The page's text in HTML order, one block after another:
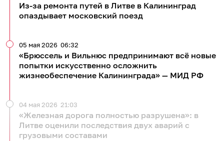
Из-за ремонта путей в Литве в Калининград
опаздывает московский поезд
«Брюссель и Вильнюс предпринимают всё новые
попытки искусственно осложнить
жизнеобеспечение Калининграда» — МИД РФ
05 мая 2026 06:32
«Железная дорога полностью разрушена»: в
Литве оценили последствия двух аварий с
грузовыми составами
04 мая 2026 21:03